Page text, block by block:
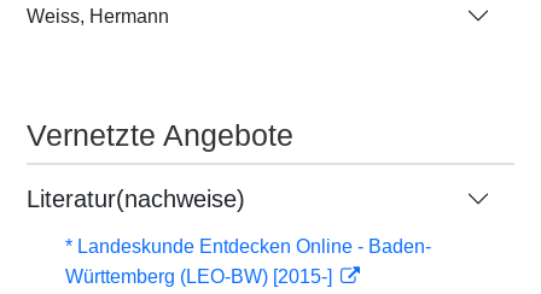
Weiss, Hermann
Vernetzte Angebote
Literatur(nachweise)
* Landeskunde Entdecken Online - Baden-
Württemberg (LEO-BW) [2015-]